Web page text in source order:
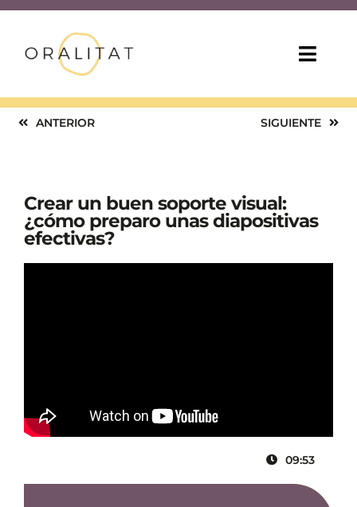
Saltar
INICIO
CONSEJOS PARA LA DOCENCIA
MÁS RECURSOS
ANTERIOR SIGUIENTE
Crear un buen soporte visual:
¿cómo preparo unas diapositivas
efectivas?
09:53